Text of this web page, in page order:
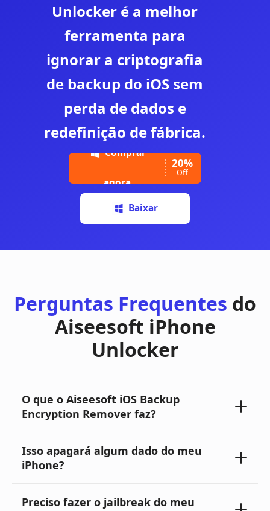
Unlocker é a melhor
ferramenta para
ignorar a criptografia
de backup do iOS sem
perda de dados e
redefinição de fábrica.
Perguntas Frequentes do
Aiseesoft iPhone
Unlocker
O que o Aiseesoft iOS Backup
Encryption Remover faz?
Isso apagará algum dado do meu
iPhone?
Preciso fazer o jailbreak do meu